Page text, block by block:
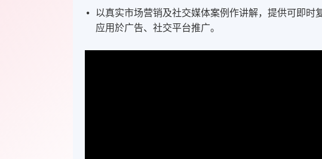
以真实市场营销及社交媒体案例作讲解，提供可即
应用於广告、社交平台推广。